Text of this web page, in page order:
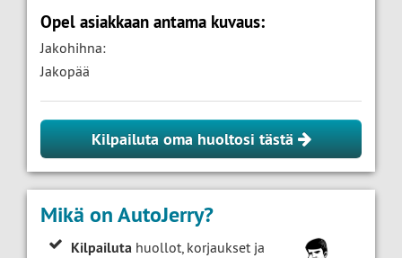
Opel asiakkaan antama kuvaus:
Jakohihna:
Jakopää
Kilpailuta oma huoltosi tästä
Mikä on AutoJerry?
Kilpailuta huollot, korjaukset ja